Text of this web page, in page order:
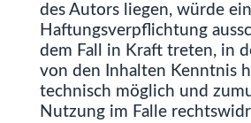
des Autors liegen, würde
Haftungsverpflichtung
dem Fall in Kraft treten, in
von den Inhalten Kenntnis
technisch möglich und
Nutzung im Falle